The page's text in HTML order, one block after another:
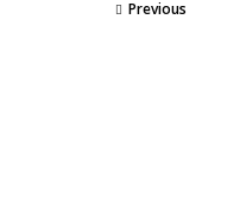
Previous